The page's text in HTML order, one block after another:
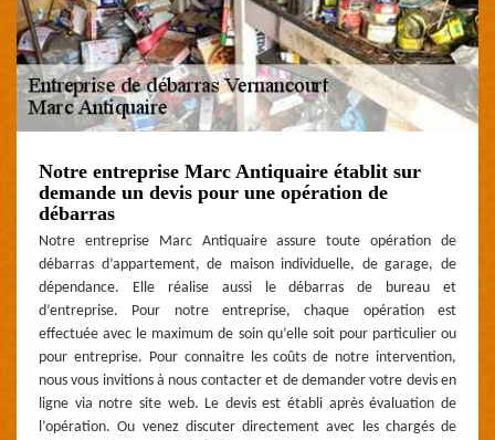
Notre entreprise Marc Antiquaire établit sur
demande un devis pour une opération de
débarras
Notre entreprise Marc Antiquaire assure toute opération de
débarras d’appartement, de maison individuelle, de garage, de
dépendance. Elle réalise aussi le débarras de bureau et
d’entreprise. Pour notre entreprise, chaque opération est
effectuée avec le maximum de soin qu’elle soit pour particulier ou
pour entreprise. Pour connaitre les coûts de notre intervention,
nous vous invitions à nous contacter et de demander votre devis en
ligne via notre site web. Le devis est établi après évaluation de
l’opération. Ou venez discuter directement avec les chargés de